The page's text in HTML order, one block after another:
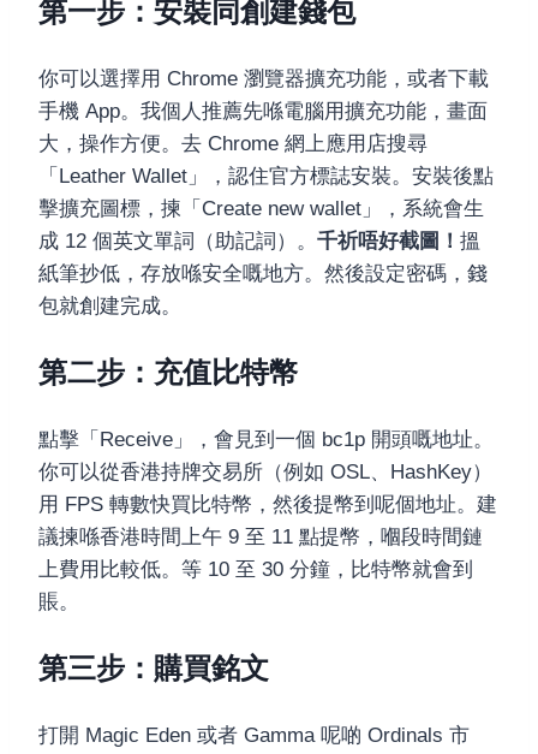
第一步：安裝同創建錢包
你可以選擇用 Chrome 瀏覽器擴充功能，或者下載
手機 App。我個人推薦先喺電腦用擴充功能，畫面
大，操作方便。去 Chrome 網上應用店搜尋
「Leather Wallet」，認住官方標誌安裝。安裝後點
擊擴充圖標，揀「Create new wallet」，系統會生
成 12 個英文單詞（助記詞）。 千祈唔好截圖！ 搵
紙筆抄低，存放喺安全嘅地方。然後設定密碼，錢
包就創建完成。
第二步：充值比特幣
點擊「Receive」，會見到一個 bc1p 開頭嘅地址。
你可以從香港持牌交易所（例如 OSL、HashKey）
用 FPS 轉數快買比特幣，然後提幣到呢個地址。建
議揀喺香港時間上午 9 至 11 點提幣，嗰段時間鏈
上費用比較低。等 10 至 30 分鐘，比特幣就會到
賬。
第三步：購買銘文
打開 Magic Eden 或者 Gamma 呢啲 Ordinals 市